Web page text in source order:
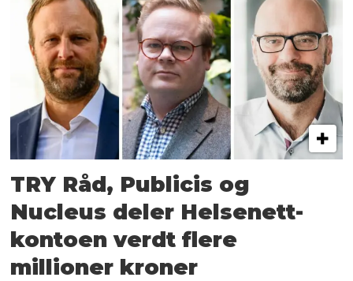
TRY Råd, Publicis og
Nucleus deler Helsenett-
kontoen verdt flere
millioner kroner